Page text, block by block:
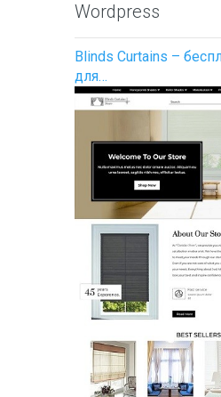
Wordpress
Blinds Curtains –
для…